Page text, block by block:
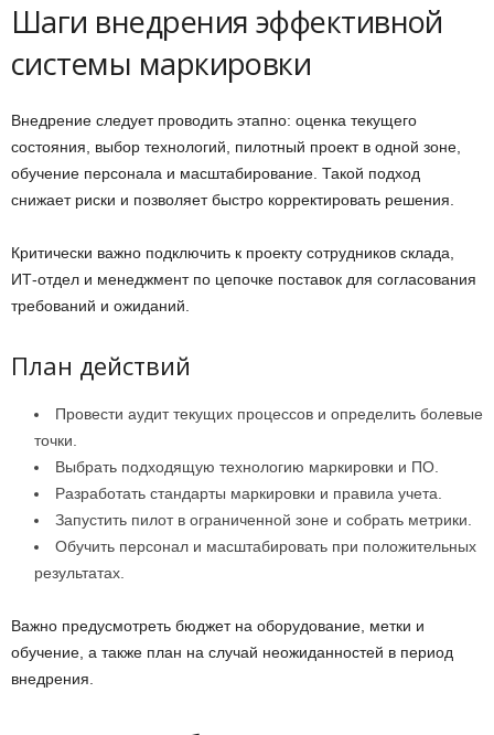
Шаги внедрения эффективной
системы маркировки
Внедрение следует проводить этапно: оценка текущего
состояния, выбор технологий, пилотный проект в одной зоне,
обучение персонала и масштабирование. Такой подход
снижает риски и позволяет быстро корректировать решения.
Критически важно подключить к проекту сотрудников склада,
ИТ-отдел и менеджмент по цепочке поставок для согласования
требований и ожиданий.
План действий
Провести аудит текущих процессов и определить болевые
точки.
Выбрать подходящую технологию маркировки и ПО.
Разработать стандарты маркировки и правила учета.
Запустить пилот в ограниченной зоне и собрать метрики.
Обучить персонал и масштабировать при положительных
результатах.
Важно предусмотреть бюджет на оборудование, метки и
обучение, а также план на случай неожиданностей в период
внедрения.